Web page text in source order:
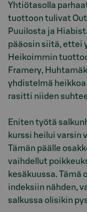
Yhtiötasolla
tuottoon tulivat
Puuilosta ja
pääosin siitä, ettei
Heikoimmin
Framery,
yhdistelmä
rasitti niiden
Eniten työtä
kurssi heilui varsin
Tämän päälle
vaihdellut
kesäkuussa.
indeksiin nähden,